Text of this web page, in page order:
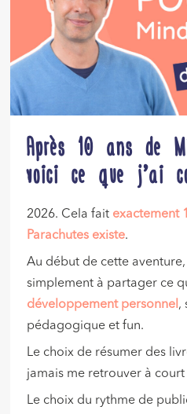
Après 10 ans de
voici ce que j’ai
2026. Cela fait exactement
Parachutes existe.
Au début de cette
simplement à partager ce
développement personnel,
pédagogique et fun.
Le choix de résumer des
jamais me retrouver à court
Le choix du rythme de